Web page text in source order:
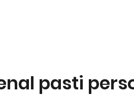
pasti